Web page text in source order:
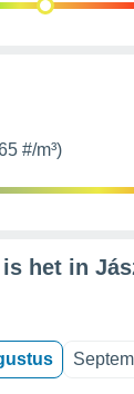
#/m³)
het in